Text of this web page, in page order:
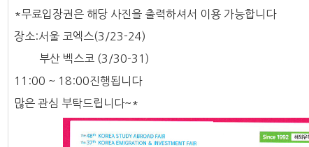
*무료입장권은 해당 사진을 출력하셔서 이용 가능합니다
장소:서울 코엑스(3/23-24)
부산 벡스코 (3/30-31)
11:00 ~ 18:00진행됩니다
많은 관심 부탁드립니다~*